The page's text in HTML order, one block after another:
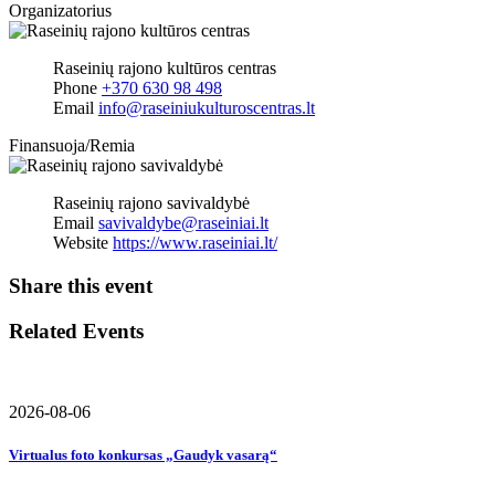
Organizatorius
Raseinių rajono kultūros centras
Phone +370 630 98 498
Email info@raseiniukulturoscentras.lt
Finansuoja/Remia
Raseinių rajono savivaldybė
Email savivaldybe@raseiniai.lt
Website https://www.raseiniai.lt/
Share this event
Related Events
2026-08-06
Virtualus foto konkursas „Gaudyk vasarą“